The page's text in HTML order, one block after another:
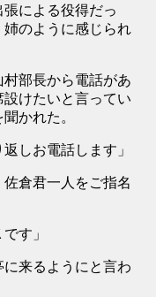
による役得だっ
のように感じられ
部長から電話があ
けたいと言ってい
かれた。
しお電話します」
佐倉君一人をご指名
す」
来るようにと言わ